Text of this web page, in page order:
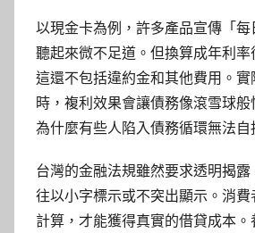
以現金卡為例，許多產品宣傳「每
聽起來微不足道。但換算成年利率
這還不包括違約金和其他費用。實
時，複利效果會讓債務像滾雪球
為什麼有些人陷入債務循環無法自
台灣的金融法規雖然要求透明揭
往以小字標示或不突出顯示。消
計算，才能獲得真實的借貸成本。